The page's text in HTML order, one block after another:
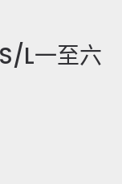
L一至六